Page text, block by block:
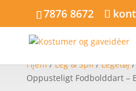
7876 8672
Hjem/Leg & Spil/Legetøj
Oppusteligt Fodbolddart –